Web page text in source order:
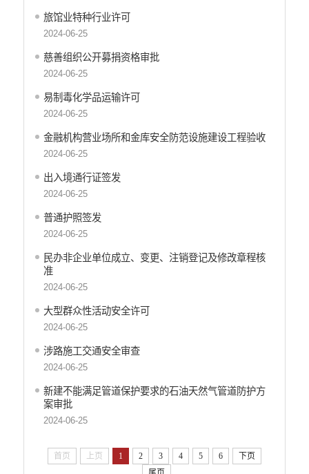
旅馆业特种行业许可
2024-06-25
慈善组织公开募捐资格审批
2024-06-25
易制毒化学品运输许可
2024-06-25
金融机构营业场所和金库安全防范设施建设工程验收
2024-06-25
出入境通行证签发
2024-06-25
普通护照签发
2024-06-25
民办非企业单位成立、变更、注销登记及修改章程核
准
2024-06-25
大型群众性活动安全许可
2024-06-25
涉路施工交通安全审查
2024-06-25
新建不能满足管道保护要求的石油天然气管道防护方
案审批
2024-06-25
首页 上页 1 2 3 4 5 6
下页